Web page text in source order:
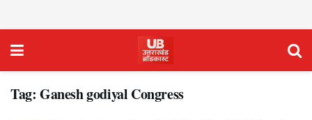
Tag: Ganesh godiyal Congress